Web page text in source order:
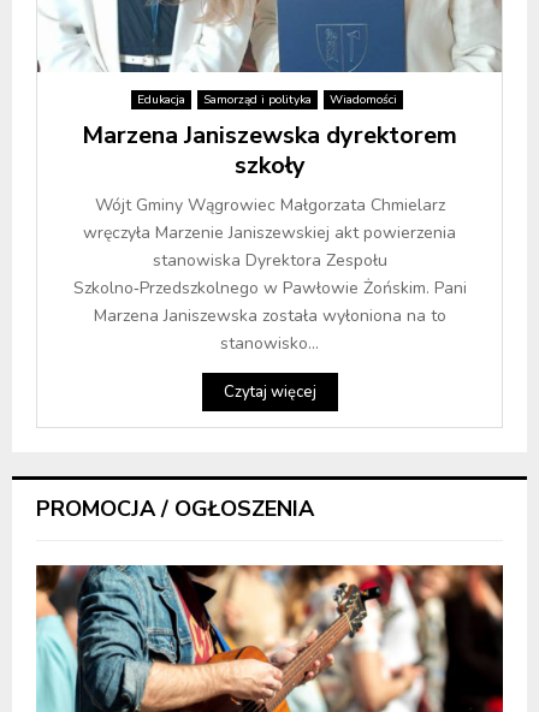
Edukacja Samorząd i polityka Wiadomości
Marzena Janiszewska dyrektorem
szkoły
Wójt Gminy Wągrowiec Małgorzata Chmielarz
wręczyła Marzenie Janiszewskiej akt powierzenia
stanowiska Dyrektora Zespołu
Szkolno‑Przedszkolnego w Pawłowie Żońskim. Pani
Marzena Janiszewska została wyłoniona na to
stanowisko...
Czytaj więcej
PROMOCJA / OGŁOSZENIA